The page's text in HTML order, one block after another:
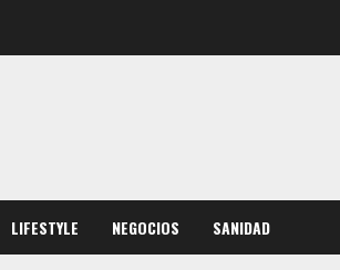
LIFESTYLE NEGOCIOS SANIDAD